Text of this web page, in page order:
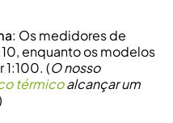
: Os medidores de
enquanto os modelos
(O nosso
térmicoalcançar um